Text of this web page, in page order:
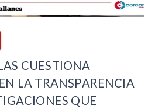
CUESTIONA
LA TRANSPARENCIA
QUE